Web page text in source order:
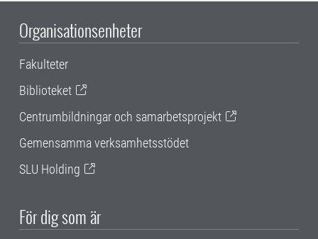
Organisationsenheter
Fakulteter
Biblioteket
Centrumbildningar och samarbetsprojekt
Gemensamma verksamhetsstödet
SLU Holding
För dig som är